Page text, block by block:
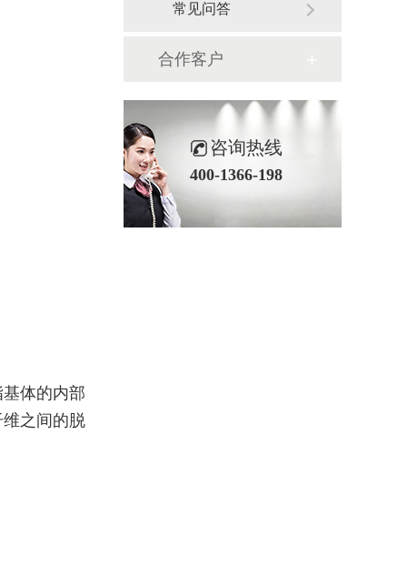
体的内部
之间的脱
常见问答
合作客户
咨询热线
400-1366-198